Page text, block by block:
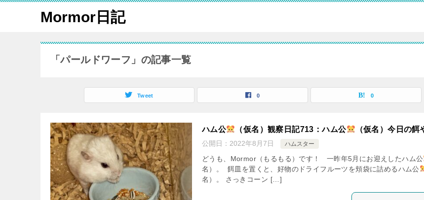
Mormor日記
「パールドワーフ」の記事一覧
Tweet 0 0
ハム公 （仮名）観察日記713：ハム公 （仮名）今日の餌
公開日： 2022年8月7日 ハムスター
どうも、Mormor（もるもる）です！ 一昨年5月にお迎えしたハム公
名）。 餌皿を置くと、好物のドライフルーツを頬袋に詰めるハム公
名）。 さっきコーン […]